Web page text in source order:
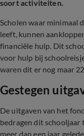
soort activiteiten.
Scholen waar minimaal
leeft, kunnen
financiële hulp. Dit
voor hulp bij
waren dit er nog maar
Gestegen
De uitgaven van het
bedragen dit schooljaar
meer dan een jaar